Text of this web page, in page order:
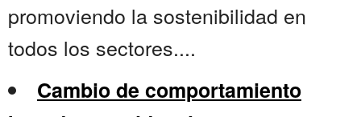
promoviendo la sostenibilidad en
todos los sectores....
Cambio de comportamiento